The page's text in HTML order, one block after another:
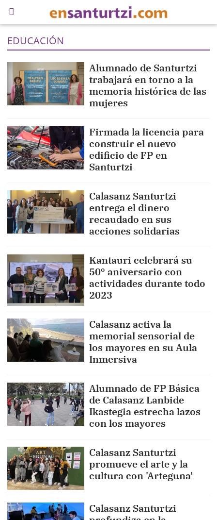
EDUCACIÓN
Alumnado de Santurtzi
trabajará en torno a la
memoria histórica de las
mujeres
Firmada la licencia para
construir el nuevo
edificio de FP en
Santurtzi
Calasanz Santurtzi
entrega el dinero
recaudado en sus
acciones solidarias
Kantauri celebrará su
50º aniversario con
actividades durante todo
2023
Calasanz activa la
memorial sensorial de
los mayores en su Aula
Inmersiva
Alumnado de FP Básica
de Calasanz Lanbide
Ikastegia estrecha lazos
con los mayores
Calasanz Santurtzi
promueve el arte y la
cultura con 'Arteguna'
Calasanz Santurtzi